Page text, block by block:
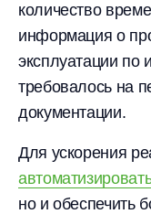
количество
информация о
эксплуатации по
требовалось на
документации.
Для ускорения
но и обеспечить